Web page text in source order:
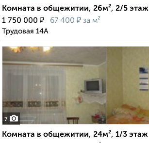
Комната в общежитии, 26м², 2/5 этаж
1 750 000 ₽ 67 400 ₽ за м²
Трудовая 14А
7
Комната в общежитии, 24м², 1/3 этаж